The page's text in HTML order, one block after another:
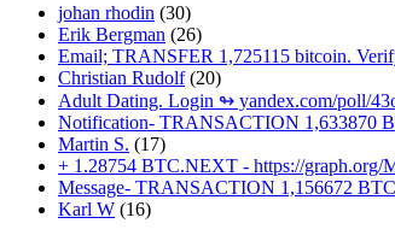
johan rhodin (30)
Erik Bergman (26)
Email; TRANSFER 1,725115 bitcoin.
Christian Rudolf(20)
Adult Dating. Login ↬ yandex.com/poll/
Notification- TRANSACTION 1,633870
Martin S. (17)
+ 1.28754 BTC.NEXT - https://graph.org/
Message- TRANSACTION 1,156672
Karl W (16)